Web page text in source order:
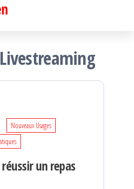
Livestreaming
Nouveaux Usages
un repas